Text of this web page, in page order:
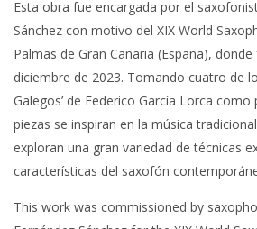
Esta obra fue encargada por el
Sánchez con motivo del XIX World
Palmas de Gran Canaria (España),
diciembre de 2023. Tomando cuatro de
Galegos’ de Federico García Lorca
piezas se inspiran en la música
exploran una gran variedad de técnicas
características del saxofón
This work was commissioned by